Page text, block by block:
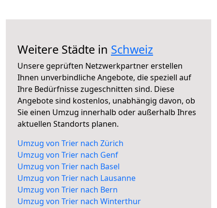
Weitere Städte in Schweiz
Unsere geprüften Netzwerkpartner erstellen
Ihnen unverbindliche Angebote, die speziell auf
Ihre Bedürfnisse zugeschnitten sind. Diese
Angebote sind kostenlos, unabhängig davon, ob
Sie einen Umzug innerhalb oder außerhalb Ihres
aktuellen Standorts planen.
Umzug von Trier nach Zürich
Umzug von Trier nach Genf
Umzug von Trier nach Basel
Umzug von Trier nach Lausanne
Umzug von Trier nach Bern
Umzug von Trier nach Winterthur